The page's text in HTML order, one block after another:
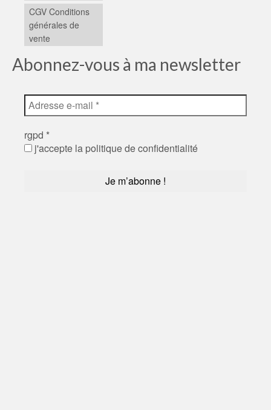
CGV Conditions
générales de
vente
Abonnez-vous à ma newsletter
rgpd *
j'accepte la politique de confidentialité